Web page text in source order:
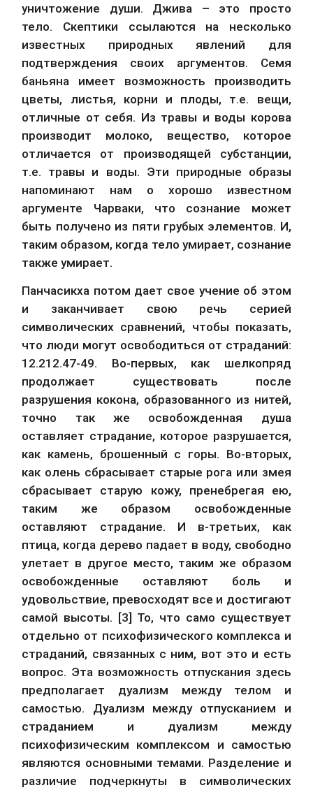
уничтожение души. Джива – это просто
тело. Скептики ссылаются на несколько
известных природных явлений для
подтверждения своих аргументов. Семя
баньяна имеет возможность производить
цветы, листья, корни и плоды, т.е. вещи,
отличные от себя. Из травы и воды корова
производит молоко, вещество, которое
отличается от производящей субстанции,
т.е. травы и воды. Эти природные образы
напоминают нам о хорошо известном
аргументе Чарваки, что сознание может
быть получено из пяти грубых элементов. И,
таким образом, когда тело умирает, сознание
также умирает.
Панчасикха потом дает свое учение об этом
и заканчивает свою речь серией
символических сравнений, чтобы показать,
что люди могут освободиться от страданий:
12.212.47-49. Во-первых, как шелкопряд
продолжает существовать после
разрушения кокона, образованного из нитей,
точно так же освобожденная душа
оставляет страдание, которое разрушается,
как камень, брошенный с горы. Во-вторых,
как олень сбрасывает старые рога или змея
сбрасывает старую кожу, пренебрегая ею,
таким же образом освобожденные
оставляют страдание. И в-третьих, как
птица, когда дерево падает в воду, свободно
улетает в другое место, таким же образом
освобожденные оставляют боль и
удовольствие, превосходят все и достигают
самой высоты. [3] То, что само существует
отдельно от психофизического комплекса и
страданий, связанных с ним, вот это и есть
вопрос. Эта возможность отпускания здесь
предполагает дуализм между телом и
самостью. Дуализм между отпусканием и
страданием и дуализм между
психофизическим комплексом и самостью
являются основными темами. Разделение и
различие подчеркнуты в символических